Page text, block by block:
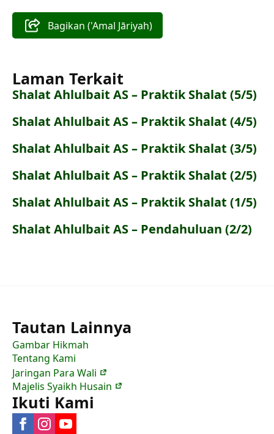
Bagikan ('Amal Jāriyah)
Laman Terkait
Shalat Ahlulbait AS – Praktik Shalat (5/5)
Shalat Ahlulbait AS – Praktik Shalat (4/5)
Shalat Ahlulbait AS – Praktik Shalat (3/5)
Shalat Ahlulbait AS – Praktik Shalat (2/5)
Shalat Ahlulbait AS – Praktik Shalat (1/5)
Shalat Ahlulbait AS – Pendahuluan (2/2)
Tautan Lainnya
Gambar Hikmah
Tentang Kami
Jaringan Para Wali
Majelis Syaikh Husain
Ikuti Kami